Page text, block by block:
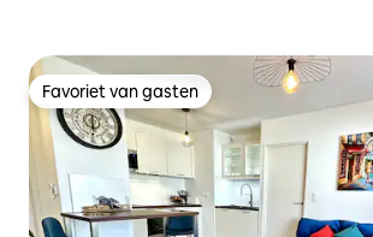
Favoriet van gasten
Favoriet van gasten